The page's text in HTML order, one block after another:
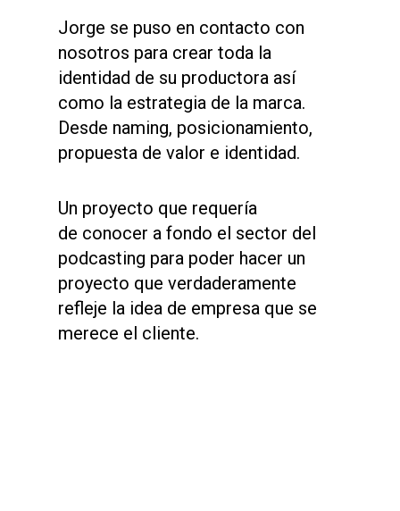
Jorge se puso en contacto con
nosotros para crear toda la
identidad de su productora así
como la estrategia de la marca.
Desde naming, posicionamiento,
propuesta de valor e identidad.
Un proyecto que requería
de conocer a fondo el sector del
podcasting para poder hacer un
proyecto que verdaderamente
refleje la idea de empresa que se
merece el cliente.